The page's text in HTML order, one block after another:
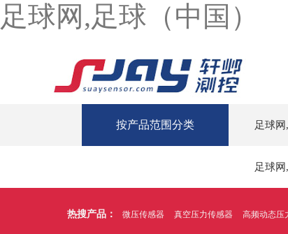
足球网,足球（中国）
按产品范围分类 足球网
足球网
热搜产品： 微压传感器 真空压力传感器 高频动态压